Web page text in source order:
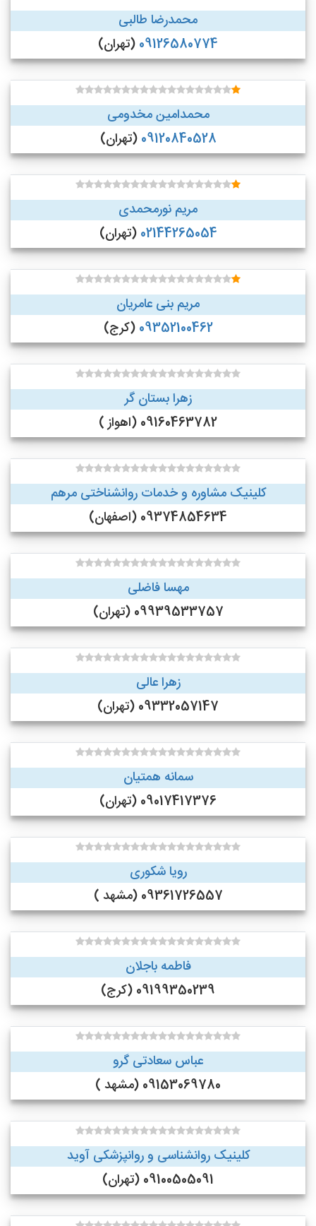
محمدرضا طالبی
09126580774 (تهران)
محمدامین مخدومی
09120840528 (تهران)
مریم نورمحمدی
02144265054 (تهران)
مریم بنی عامریان
09352100462 (کرج)
زهرا بستان گر
09160463782 (اهواز )
کلینیک مشاوره و خدمات روانشناختی مرهم
09374854634 (اصفهان)
مهسا فاضلی
09939533757 (تهران)
زهرا عالی
09332057147 (تهران)
سمانه همتیان
09017417376 (تهران)
رویا شکوری
09361726557 (مشهد )
فاطمه باجلان
09199350239 (کرج)
عباس سعادتی گرو
09153069780 (مشهد )
کلینیک روانشناسی و روانپزشکی آوید
09100505091 (تهران)